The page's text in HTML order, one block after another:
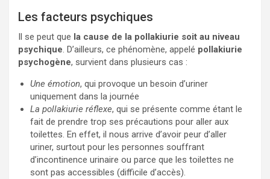
Les facteurs psychiques
Il se peut que la cause de la pollakiurie soit au niveau
psychique. D’ailleurs, ce phénomène, appelé pollakiurie
psychogène, survient dans plusieurs cas :
Une émotion, qui provoque un besoin d’uriner
uniquement dans la journée
La pollakiurie réflexe, qui se présente comme étant le
fait de prendre trop ses précautions pour aller aux
toilettes. En effet, il nous arrive d’avoir peur d’aller
uriner, surtout pour les personnes souffrant
d’incontinence urinaire ou parce que les toilettes ne
sont pas accessibles (difficile d’accès).